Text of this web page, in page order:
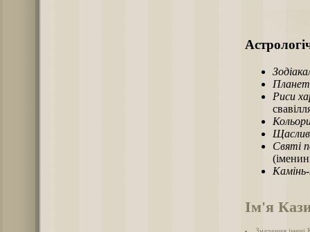
Риси
Святі
Ім'я